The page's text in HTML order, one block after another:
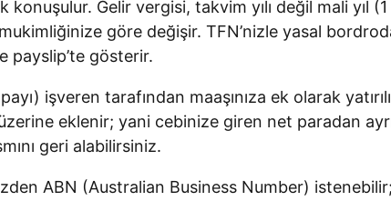
Gelir vergisi, takvim yılı değil mali yıl
mukimliğinize göre değişir. TFN’nizle yasal
payslip’te gösterir.
işveren tarafından maaşınıza ek olarak
eklenir; yani cebinize giren net paradan
geri alabilirsiniz.
ABN (Australian Business Number)